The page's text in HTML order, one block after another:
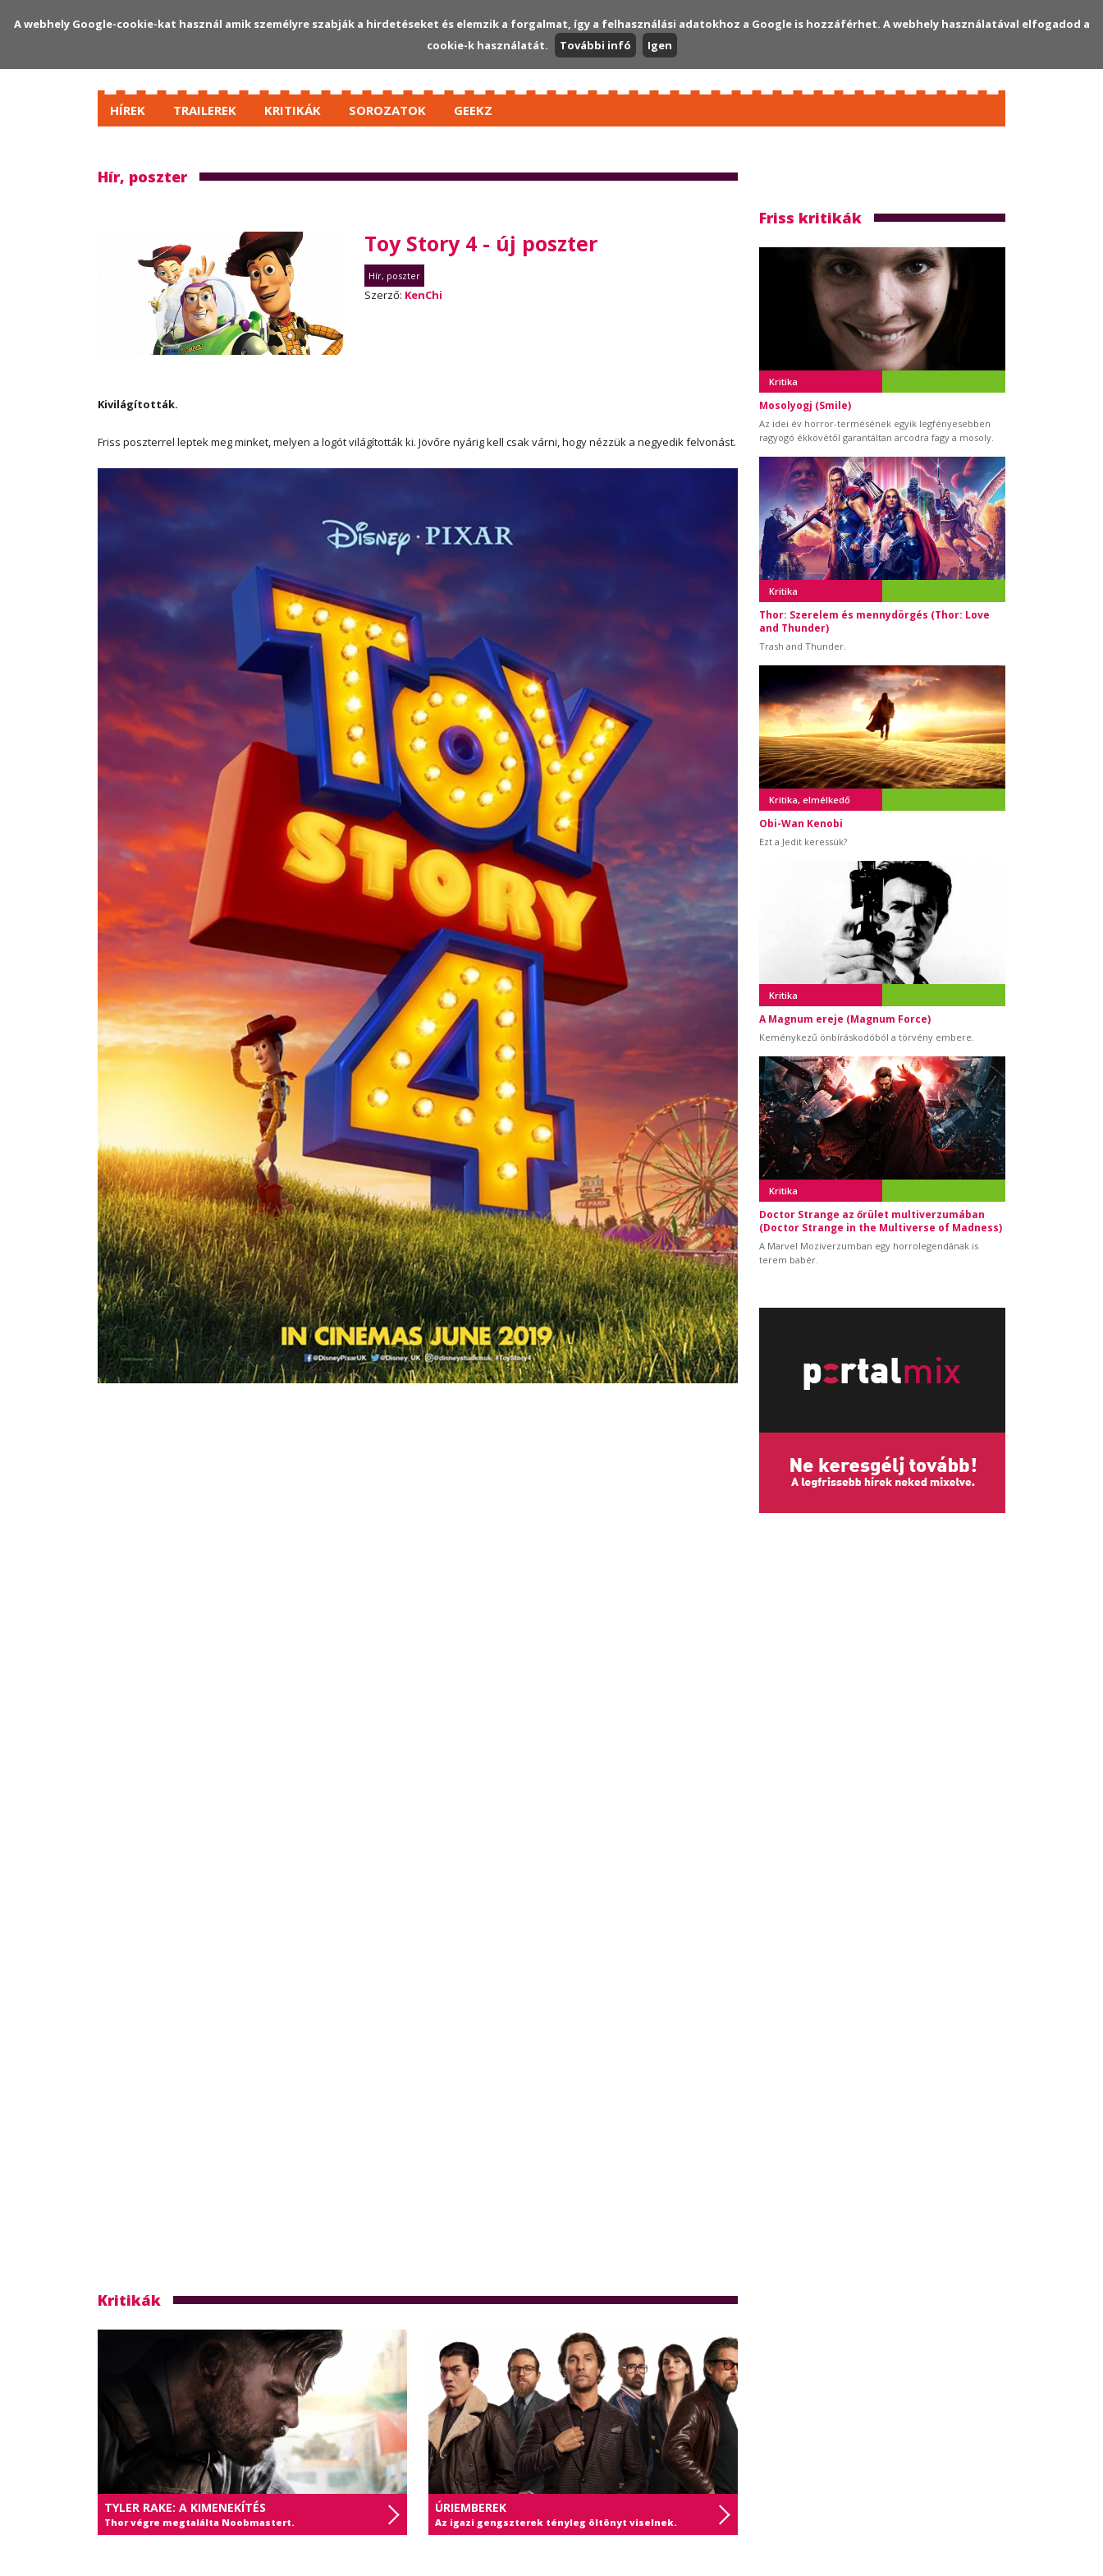
Bejelentkezés
HÍREK TRAILEREK KRITIKÁK SOROZATOK GEEKZ
Hír, poszter
Toy Story 4 - új poszter
Hír, poszter
Szerző: KenChi
Kivilágították.
Friss poszterrel leptek meg minket, melyen a logót világították ki. Jövőre nyárig kell csak várni, hogy nézzük a negyedik felvonást.
Kritikák
TYLER RAKE: A KIMENEKÍTÉS
Thor végre megtalálta Noobmastert.
ÚRIEMBEREK
Az igazi gengszterek tényleg öltönyt viselnek.
Friss kritikák
Kritika
Mosolyogj (Smile)
Az idei év horror-termésének egyik legfényesebben
ragyogó ékkövétől garantáltan arcodra fagy a mosoly.
Kritika
Thor: Szerelem és mennydörgés (Thor: Love
and Thunder)
Trash and Thunder.
Kritika, elmélkedő
Obi-Wan Kenobi
Ezt a Jedit keressük?
Kritika
A Magnum ereje (Magnum Force)
Keménykezű önbíráskodóból a törvény embere.
Kritika
Doctor Strange az őrület multiverzumában
(Doctor Strange in the Multiverse of Madness)
A Marvel Moziverzumban egy horrolegendának is
terem babér.
A webhely Google-cookie-kat használ amik személyre szabják a hirdetéseket és elemzik a forgalmat, így a felhasználási adatokhoz a Google is hozzáférhet. A webhely használatával elfogadod a
cookie-k használatát.
További infó Igen